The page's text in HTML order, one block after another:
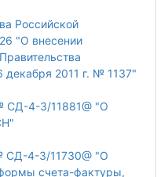
Российской
"О внесении
декабря 2011 г. № 1137"
СД-4-3/11881@ "О
СД-4-3/11730@ "О
счета-фактуры,